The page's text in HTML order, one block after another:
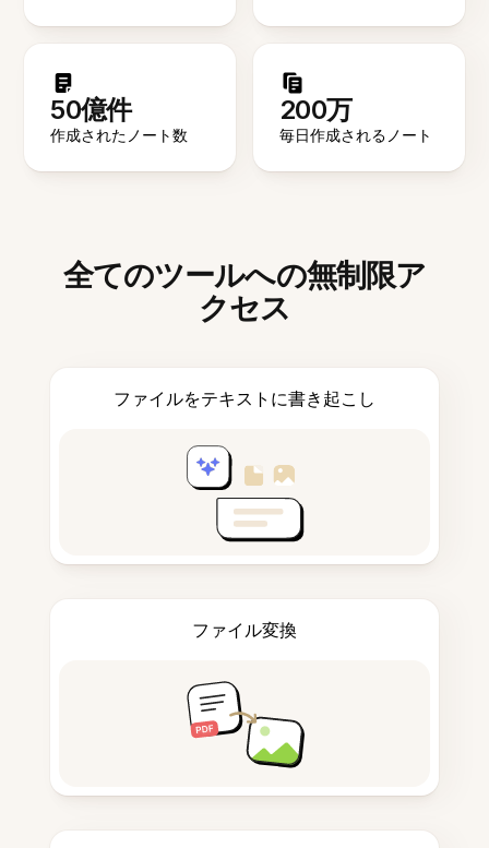
50億件
作成されたノート数
200万
毎日作成されるノート
全てのツールへの無制限ア
クセス
ファイルをテキストに書き起こし
ファイル変換